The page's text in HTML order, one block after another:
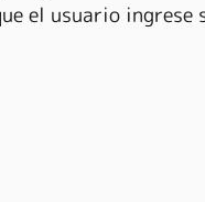
el usuario ingrese